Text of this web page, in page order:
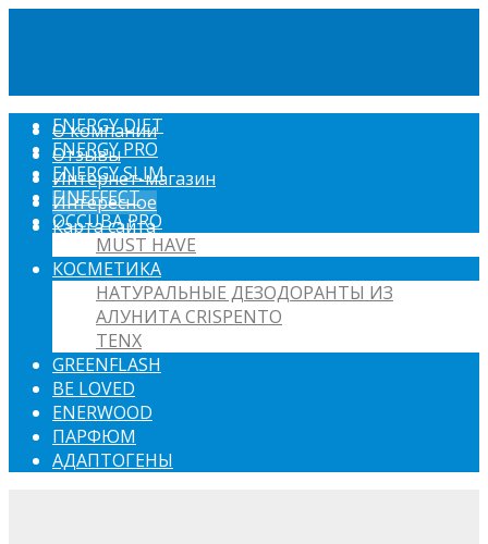
О компании
Отзывы
Интернет-магазин
Интересное
Карта сайта
ENERGY DIET
ENERGY PRO
ENERGY SLIM
FINEFFECT
OCCUBA PRO
MUST HAVE
КОСМЕТИКА
НАТУРАЛЬНЫЕ ДЕЗОДОРАНТЫ ИЗ
АЛУНИТА CRISPENTO
TENX
GREENFLASH
BE LOVED
ENERWOOD
ПАРФЮМ
АДАПТОГЕНЫ